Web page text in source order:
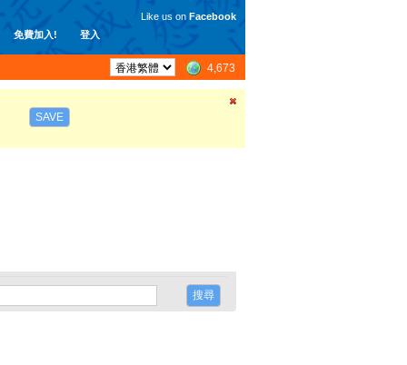
免費加入! 登入
Like us on Facebook
4,673
SAVE